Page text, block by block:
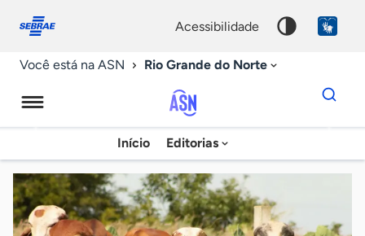
conosco
acessibilidade
Você está na ASN Rio Grande do Norte
Agência
Sebrae
de
Notícias
Início Editorias
Dados
para
chave